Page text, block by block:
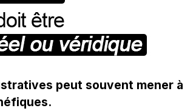
peut souvent mener à